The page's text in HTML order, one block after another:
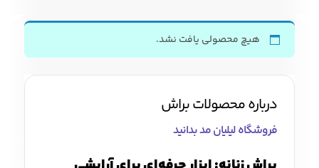
زنانه
بچه‌گانه
تیشرت مردانه پیراهن مردانه پولوشرت مردانه
جوراب مردانه کت مردانه
هیچ محصولی یافت نشد.
درباره محصولات براش
فروشگاه لیلیان مد بدانید